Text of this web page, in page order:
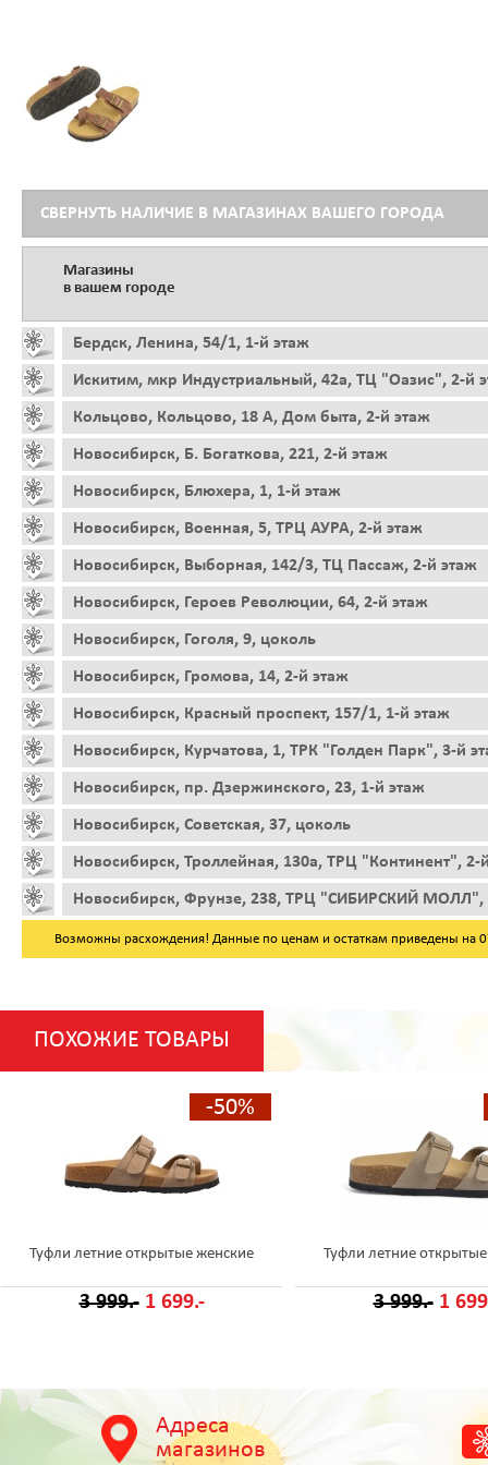
СВЕРНУТЬ НАЛИЧИЕ В МАГАЗИНАХ ВАШЕГО ГОРОДА
Магазины
в вашем городе
Бердск, Ленина, 54/1, 1-й этаж
Искитим, мкр Индустриальный, 42а, ТЦ "Оазис", 2-й
Кольцово, Кольцово, 18 А, Дом быта, 2-й этаж
Новосибирск, Б. Богаткова, 221, 2-й этаж
Новосибирск, Блюхера, 1, 1-й этаж
Новосибирск, Военная, 5, ТРЦ АУРА, 2-й этаж
Новосибирск, Выборная, 142/3, ТЦ Пассаж, 2-й этаж
Новосибирск, Героев Революции, 64, 2-й этаж
Новосибирск, Гоголя, 9, цоколь
Новосибирск, Громова, 14, 2-й этаж
Новосибирск, Красный проспект, 157/1, 1-й этаж
Новосибирск, Курчатова, 1, ТРК "Голден Парк", 3-й
Новосибирск, пр. Дзержинского, 23, 1-й этаж
Новосибирск, Советская, 37, цоколь
Новосибирск, Троллейная, 130а, ТРЦ "Континент", 2-
Новосибирск, Фрунзе, 238, ТРЦ "СИБИРСКИЙ МОЛЛ",
Возможны расхождения! Данные по ценам и остаткам приведены на
ПОХОЖИЕ ТОВАРЫ
-50%
Туфли летние открытые женские
3 999.- 1 699.-
Туфли летние
3 999.- 1
Адреса
магазинов